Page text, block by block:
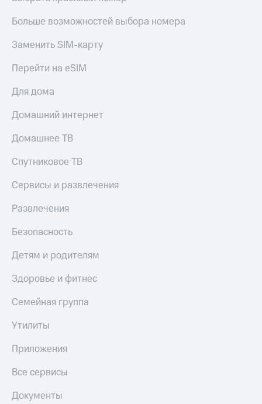
Больше возможностей выбора номера
Заменить SIM-карту
Перейти на eSIM
Для дома
Домашний интернет
Домашнее ТВ
Спутниковое ТВ
Сервисы и развлечения
Развлечения
Безопасность
Детям и родителям
Здоровье и фитнес
Семейная группа
Утилиты
Приложения
Все сервисы
Документы